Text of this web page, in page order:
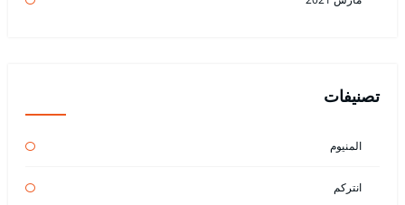
تصنيفات
المنيوم
انتركم